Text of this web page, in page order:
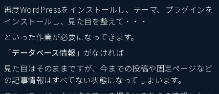
再度WordPressをインストールし、テーマ、プラグインを
インストールし、見た目を整えて・・・
といった作業が必要になってきます。
「データベース情報 」がなければ
見た目はそのままですが、今までの投稿や固定ページなど
の記事情報はすべてない状態になってしまいます。